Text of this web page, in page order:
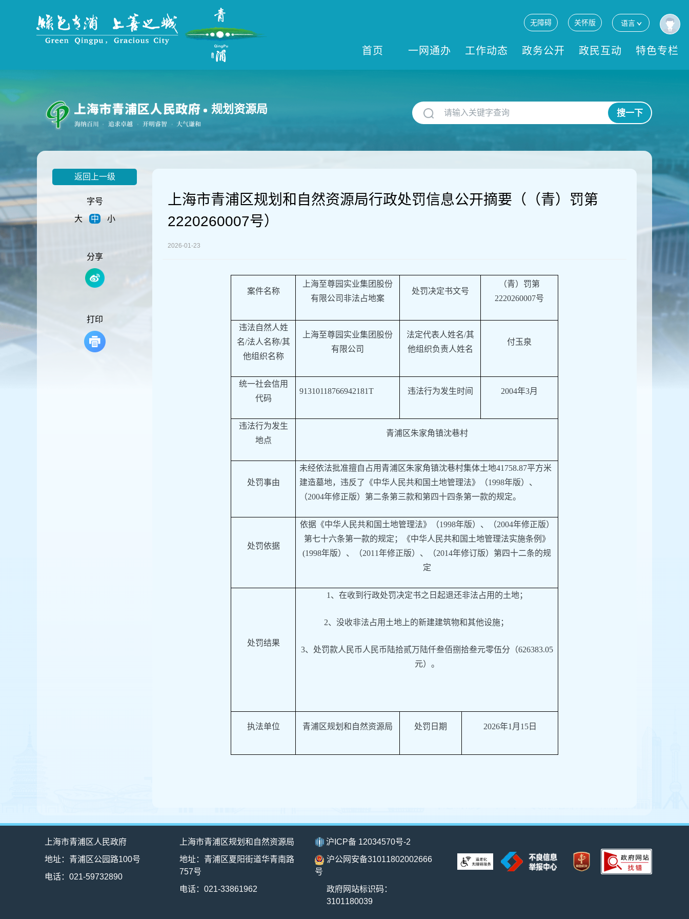
到
主
要
内
无障碍 关怀版 语言
首页 一网通办 工作动态 政务公开 政民互动 特色专栏
规划资源局 搜一下
返回上一级
字号
大
中 小
分享
打印
上海市青浦区规划和自然资源局行政处罚信息公开摘要（（青）罚第
2220260007号）
2026-01-23
案件名称
上海至尊园实业集团股份
有限公司 非法占地案
处罚决定书文号
（青） 罚第
2220260007号
违法自然人姓
名/法人名称/其
他组织名称
上海至尊园实业集团股份
有限公司
法定代表人姓名/其
他组织负责人姓名
付玉泉
统一社会信用
代码
91310118766942181T 违法行为发生时间 2004年3月
违法行为发生
地点
青浦区朱家角镇沈巷村
处罚事由
未经依法批准擅自占用青浦区朱家角镇沈巷村集体土地41758.87平方米
建造墓地，违反了《中华人民共和国土地管理法》（1998年版）、
（2004年修正版）第二条第三款和第四十四条第一款的规定。
处罚依据
依据《中华人民共和国土地管理法》（1998年版）、（2004年修正版）
第七十六条第一款的规定；《中华人民共和国土地管理法实施条例》
(1998年版）、（2011年修正版）、（2014年修订版）第四十二条的规
定
处罚结果
1、在收到行政处罚决定书之日起退还非法占用的土地；
2、没收非法占用土地上的新建建筑物和其他设施；
3、处罚款人民币人民币陆拾贰万陆仟叁佰捌拾叁元零伍分 （626383.05
元）。
执法单位 青浦区规划和自然资源局 处罚日期 2026年1月15日
上海市青浦区人民政府
地址：青浦区公园路100号
电话：021-59732890
上海市青浦区规划和自然资源局
地址：青浦区夏阳街道华青南路
757号
电话：021-33861962
沪ICP备 12034570号-2
沪公网安备31011802002666
号
政府网站标识码：
3101180039